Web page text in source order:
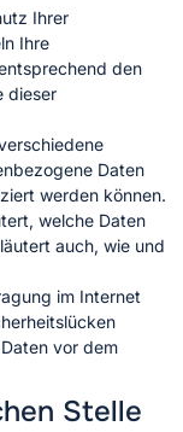
Ihrer
Ihre
den
dieser
Daten
werden können.
welche Daten
auch, wie und
im Internet
vor dem
Stelle